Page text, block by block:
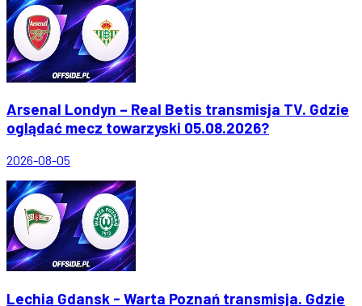
Arsenal Londyn – Real Betis transmisja TV. Gdzie
oglądać mecz towarzyski 05.08.2026?
2026-08-05
Lechia Gdansk - Warta Poznań transmisja. Gdzie